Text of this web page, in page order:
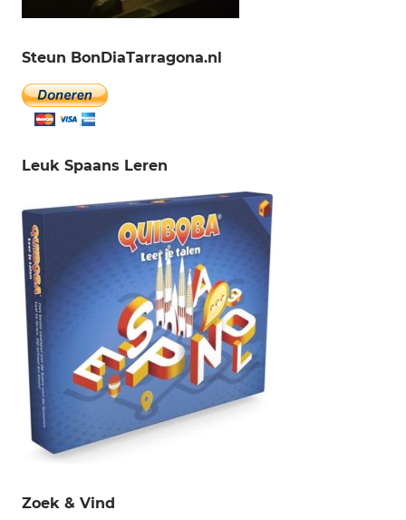
Steun BonDiaTarragona.nl
Leuk Spaans Leren
Zoek & Vind